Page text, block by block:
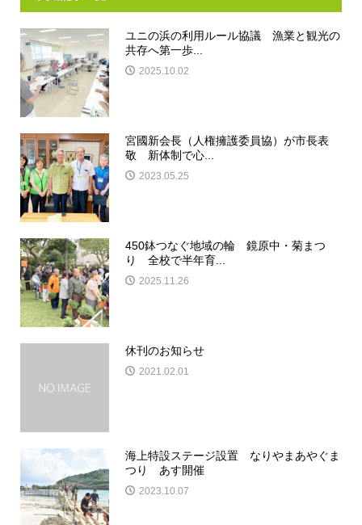
ユニの浜の利用ルール協議 漁業と観光の
共存へ第一歩...
2025.10.02
宮國新会長（人権擁護委員協）が市長表
敬 新体制で心...
2023.05.25
450鉢つなぐ地域の輪 鏡原中・菊まつ
り 全校で半年育...
2025.11.26
休刊のお知らせ
2021.02.01
海上特設ステージ設置 なりやまあやぐま
つり あす開催
2023.10.07